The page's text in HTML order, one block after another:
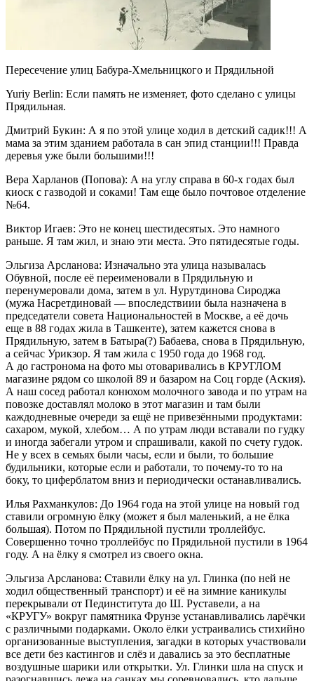
Пересечение улиц Бабура-Хмельницкого и Прядильной
Yuriy Berlin: Если память не изменяет, фото сделано с улицы
Прядильная.
Дмитрий Букин: А я по этой улице ходил в детский садик!!! А
мама за этим зданием работала в сан эпид станции!!! Правда
деревья уже были большими!!!
Вера Харланов (Попова): А на углу справа в 60-х годах был
киоск с газводой и соками! Там еще было почтовое отделение
№64.
Виктор Игаев: Это не конец шестидесятых. Это намного
раньше. Я там жил, и знаю эти места. Это пятидесятые годы.
Эльгиза Арсланова: Изначально эта улица называлась
Обувной, после её переименовали в Прядильную и
перенумеровали дома, затем в ул. Нурутдинова Сироджа
(мужа Насретдиновай — впоследствиии была назначена в
председатели совета Национальностей в Москве, а её дочь
еще в 88 годах жила в Ташкенте), затем кажется снова в
Прядильную, затем в Батыра(?) Бабаева, снова в Прядильную,
а сейчас Урикзор. Я там жила с 1950 года до 1968 год.
А до гастронома на фото мы отоваривались в КРУГЛОМ
магазине рядом со школой 89 и базаром на Соц горде (Аския).
А наш сосед работал конюхом молочного завода и по утрам на
повозке доставлял молоко в этот магазин и там были
каждодневные очереди за ещё не привезёнными продуктами:
сахаром, мукой, хлебом… А по утрам люди вставали по гудку
и иногда забегали утром и спрашивали, какой по счету гудок.
Не у всех в семьях были часы, если и были, то большие
будильники, которые если и работали, то почему-то то на
боку, то циферблатом вниз и периодически останавливались.
Илья Рахманкулов: До 1964 года на этой улице на новый год
ставили огромную ёлку (может я был маленький, а не ёлка
большая). Потом по Прядильной пустили троллейбус.
Совершенно точно троллейбус по Прядильной пустили в 1964
году. А на ёлку я смотрел из своего окна.
Эльгиза Арсланова: Ставили ёлку на ул. Глинка (по ней не
ходил общественный транспорт) и её на зимние каникулы
перекрывали от Пединститута до Ш. Руставели, а на
«КРУГУ» вокруг памятника Фрунзе устанавливались ларёчки
с различными подарками. Около ёлки устраивались стихийно
организованные выступления, загадки в которых участвовали
все дети без кастингов и слёз и давались за это бесплатные
воздушные шарики или открытки. Ул. Глинки шла на спуск и